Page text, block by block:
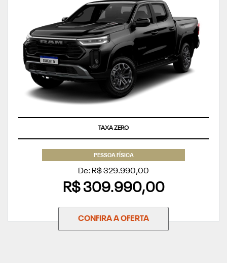
TAXA ZERO
PESSOA FÍSICA
De: R$ 329.990,00
R$ 309.990,00
CONFIRA A OFERTA